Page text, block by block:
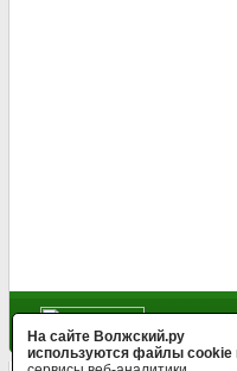
На сайте Волжский.ру
используются файлы cookie